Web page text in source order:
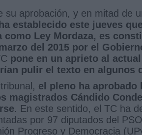
su aprobación, y en mitad de
establecido este jueves
como Ley Mordaza, es
del 2015 por el
pone en un aprieto al
pulir el texto en algunos
el pleno ha
magistrados Cándido
. En este sentido, el TC ha
por 97 diputados del
Progreso y Democracia